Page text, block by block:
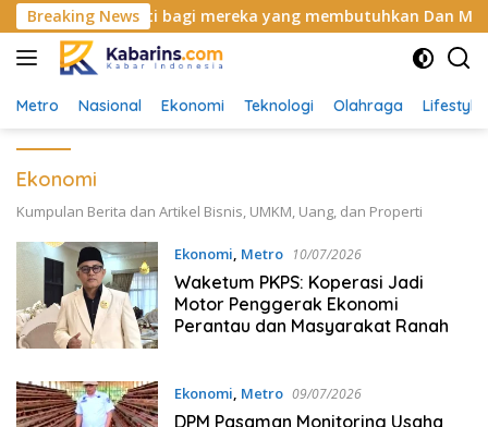
Langsung
ke
konten
Breaking News
berarti bagi mereka yang membutuhkan Dan
Metro Nasional Ekonomi Teknologi Olahraga Lifestyle
Ekonomi
Kumpulan Berita dan Artikel Bisnis, UMKM, Uang, dan Properti
Ekonomi, Metro 10/07/2026
Waketum PKPS: Koperasi Jadi
Motor Penggerak Ekonomi
Perantau dan Masyarakat Ranah
Ekonomi, Metro 09/07/2026
DPM Pasaman Monitoring Usaha